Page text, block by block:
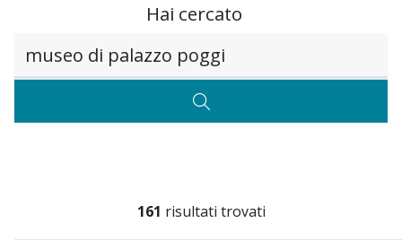
Hai cercato
CERCA
161 risultati trovati